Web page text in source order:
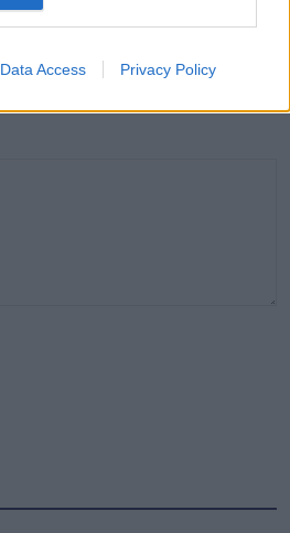
Data Access Privacy Policy